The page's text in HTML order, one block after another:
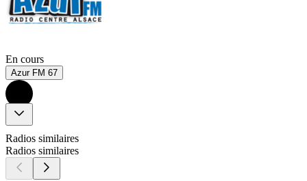
En cours
Azur FM 67
Radios similaires
Radios similaires